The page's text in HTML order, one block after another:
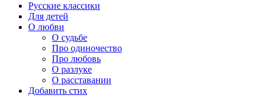
Русские классики
Для детей
О любви
О судьбе
Про одиночество
Про любовь
О разлуке
О расставании
Добавить стих